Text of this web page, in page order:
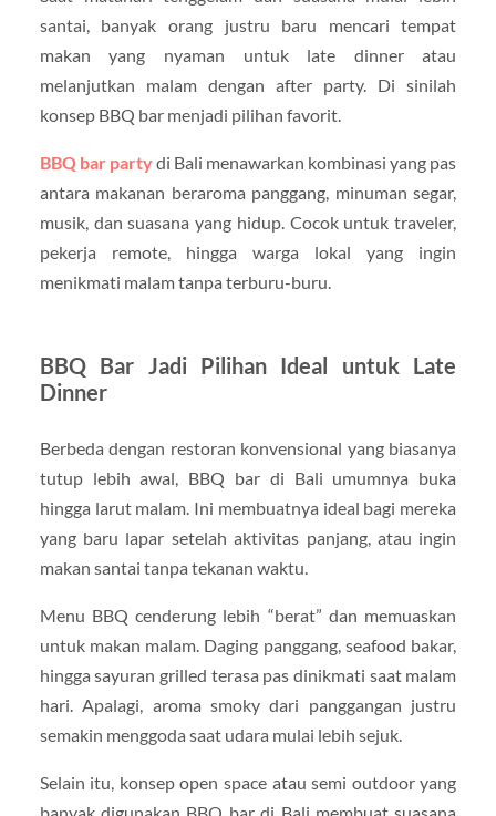
santai, banyak orang justru baru mencari tempat
makan yang nyaman untuk late dinner atau
melanjutkan malam dengan after party. Di sinilah
konsep BBQ bar menjadi pilihan favorit.
BBQ bar partydi Bali menawarkan kombinasi yang pas
antara makanan beraroma panggang, minuman segar,
musik, dan suasana yang hidup. Cocok untuk traveler,
pekerja remote, hingga warga lokal yang ingin
menikmati malam tanpa terburu-buru.
BBQ Bar Jadi Pilihan Ideal untuk Late
Dinner
Berbeda dengan restoran konvensional yang biasanya
tutup lebih awal, BBQ bar di Bali umumnya buka
hingga larut malam. Ini membuatnya ideal bagi mereka
yang baru lapar setelah aktivitas panjang, atau ingin
makan santai tanpa tekanan waktu.
Menu BBQ cenderung lebih “berat” dan memuaskan
untuk makan malam. Daging panggang, seafood bakar,
hingga sayuran grilled terasa pas dinikmati saat malam
hari. Apalagi, aroma smoky dari panggangan justru
semakin menggoda saat udara mulai lebih sejuk.
Selain itu, konsep open space atau semi outdoor yang